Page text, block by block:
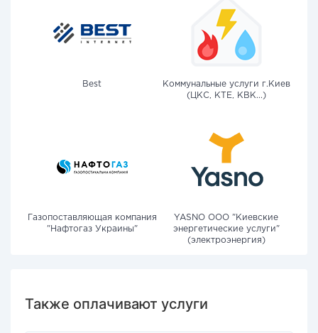
Best
Коммунальные услуги г.Киев
(ЦКС, КТЕ, КВК...)
Газопоставляющая компания
"Нафтогаз Украины"
YASNO OOO "Киевские
энергетические услуги"
(электроэнергия)
Также оплачивают услуги